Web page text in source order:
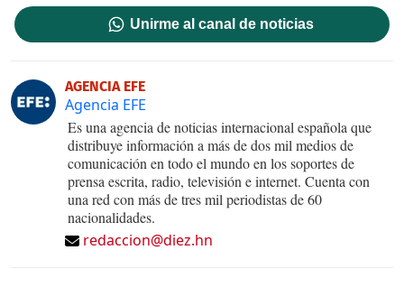
Unirme al canal de noticias
AGENCIA EFE
Agencia EFE
Es una agencia de noticias internacional española que
distribuye información a más de dos mil medios de
comunicación en todo el mundo en los soportes de
prensa escrita, radio, televisión e internet. Cuenta con
una red con más de tres mil periodistas de 60
nacionalidades.
redaccion@diez.hn